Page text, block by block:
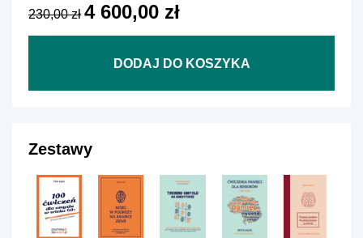
230,00 zł 4 600,00 zł
DODAJ DO KOSZYKA
Zestawy